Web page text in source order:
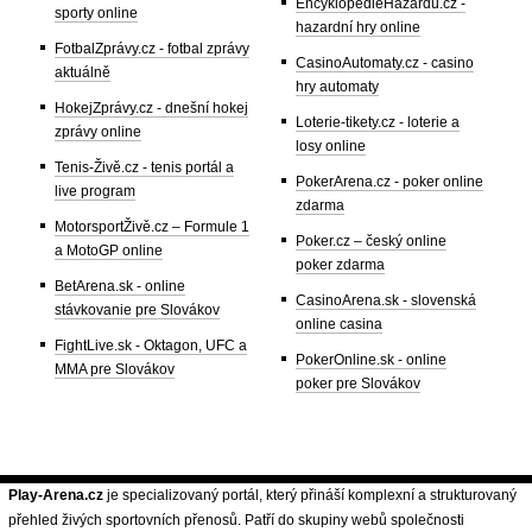
sporty online
FotbalZprávy.cz - fotbal zprávy
aktuálně
HokejZprávy.cz - dnešní hokej
zprávy online
Tenis-Živě.cz - tenis portál a
live program
MotorsportŽivě.cz – Formule 1
a MotoGP online
BetArena.sk - online
stávkovanie pre Slovákov
FightLive.sk - Oktagon, UFC a
MMA pre Slovákov
hazardní hry online
CasinoAutomaty.cz - casino
hry automaty
Loterie-tikety.cz - loterie a
losy online
PokerArena.cz - poker online
zdarma
Poker.cz – český online
poker zdarma
CasinoArena.sk - slovenská
online casina
PokerOnline.sk - online
poker pre Slovákov
Play-Arena.cz je specializovaný portál, který přináší komplexní a strukturovaný
přehled živých sportovních přenosů. Patří do skupiny webů společnosti